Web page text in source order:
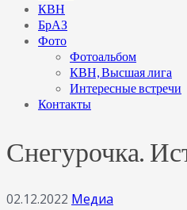
КВН
БрАЗ
Фото
Фотоальбом
КВН, Высшая лига
Интересные встречи
Контакты
Снегурочка.
02.12.2022 Медиа